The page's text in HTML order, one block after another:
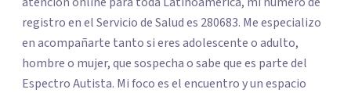
registro en el Servicio de Salud es 280683. Me especializo
en acompañarte tanto si eres adolescente o adulto,
hombre o mujer, que sospecha o sabe que es parte del
Espectro Autista. Mi foco es el encuentro y un espacio